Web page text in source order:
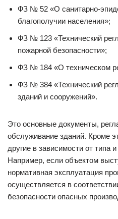
ФЗ № 52 «О санитарно-
благополучии населения»;
ФЗ № 123 «Технический
пожарной безопасности»;
ФЗ № 184 «О техническом
ФЗ № 384 «Технический
зданий и сооружений».
Это основные документы,
обслуживание зданий. Кроме
другие в зависимости от типа
Например, если объектом
нормативная эксплуатация
осуществляется в
безопасности опасных